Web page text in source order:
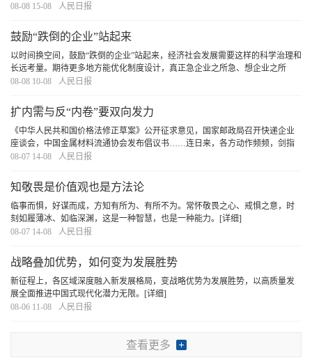
化之美，让我国城市历史文化更加打动人心，在持续弘扬、走向世界的过程中
08-08 15-08 人民日报
鼓励“跌倒的企业”站起来
以时间换空间，鼓励“跌倒的企业”站起来，经济社会发展需要这样的科学治理和
长远考量。期待更多地方能优化制度设计，真正急企业之所急、想企业之所
想、做企业之所盼，为提升经济韧性贡献力量。
08-08 10-08 人民日报
扩内需与反“内卷”要双向发力
《中华人民共和国价格法修正草案》公开征求意见，国家邮政局召开快递企业
座谈会，中国金属材料流通协会发布倡议书……连日来，各方动作频频，剑指
“内卷”、倡导良性竞争。聚合力，不松劲，严防“劣币驱逐良币”，破除逐底竞
08-07 14-08 人民日报
知敬畏是价值观也是方法论
临事而惧，好谋而成，方知有所为、有所不为。常怀敬畏之心、戒惧之意，时
刻如履薄冰、如临深渊，这是一种智慧，也是一种能力。 [详细]
08-07 14-08
人民日报
战略叠加优势，如何变为发展胜势
新征程上，各区域深度融入新发展格局，变战略优势为发展胜势，以高质量发
展全面推进中国式现代化潜力无限。 [详细]
08-06 11-08
人民日报
查看更多